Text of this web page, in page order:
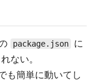
package.json
に
ない。
も簡単に動いてし